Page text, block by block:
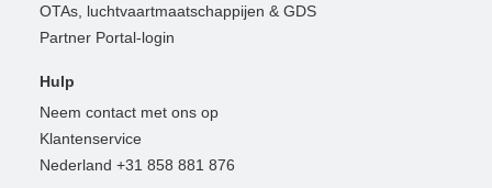
OTAs, luchtvaartmaatschappijen & GDS
Partner Portal-login
Hulp
Neem contact met ons op
Klantenservice
Nederland +31 858 881 876